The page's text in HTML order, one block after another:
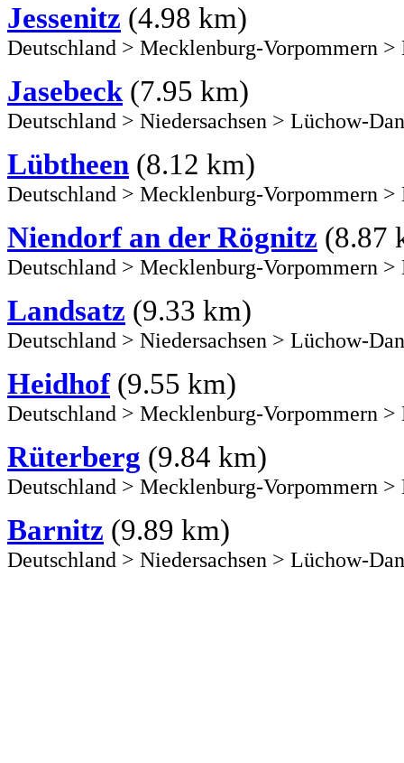
Jessenitz (4.98 km)
Deutschland > Mecklenburg-Vorpommern >
Jasebeck (7.95 km)
Deutschland > Niedersachsen > Lüchow-
Lübtheen (8.12 km)
Deutschland > Mecklenburg-Vorpommern >
Niendorf an der Rögnitz (8.87
Deutschland > Mecklenburg-Vorpommern >
Landsatz (9.33 km)
Deutschland > Niedersachsen > Lüchow-
Heidhof(9.55 km)
Deutschland > Mecklenburg-Vorpommern >
Rüterberg (9.84 km)
Deutschland > Mecklenburg-Vorpommern >
Barnitz (9.89 km)
Deutschland > Niedersachsen > Lüchow-